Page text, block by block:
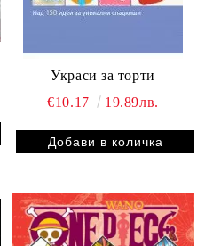
Украси за торти
€10.17
19.89лв.